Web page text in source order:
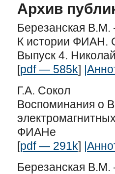
Архив
Березанская В.М.
К истории ФИАН.
Выпуск 4.
[pdf — 585k]
Г.А. Сокол
Воспоминания о
ФИАНе
[pdf — 291k]
Березанская В.М.